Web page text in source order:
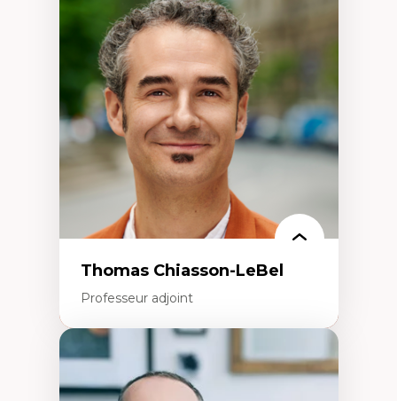
Économie circulaire
Modèles d’affaires durables
Histoire des faits économiques
Gestion durable des ressources naturelles
Écologie industrielle
Aménagement durable du territoire
Développement régional
Coopératives
Télétravail en milieu rural francophone
Transition socio-écologique
Thomas Chiasson-LeBel
Professeur adjoint
Expertises
Théories du développement
Économie politique comparée